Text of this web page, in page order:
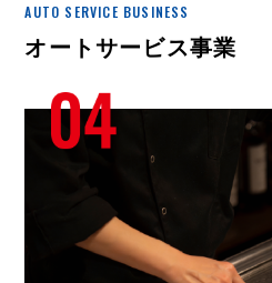
AUTO SERVICE BUSINESS
オートサービス事業